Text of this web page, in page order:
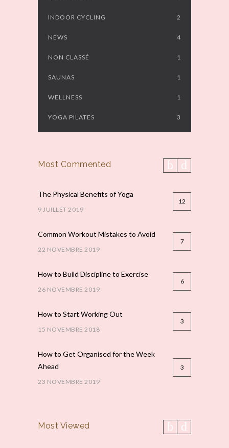
INDOOR CYCLING 2
NEWS 4
NON CLASSÉ 1
SAUNAS 1
WELLNESS 1
YOGA PILATES 3
Most Commented
The Physical Benefits of Yoga
9 JUILLET 2019
12
Common Workout Mistakes to Avoid
22 NOVEMBRE 2019
7
How to Build Discipline to Exercise
26 NOVEMBRE 2019
6
How to Start Working Out
15 NOVEMBRE 2018
3
How to Get Organised for the Week
Ahead
23 NOVEMBRE 2019
3
Most Viewed